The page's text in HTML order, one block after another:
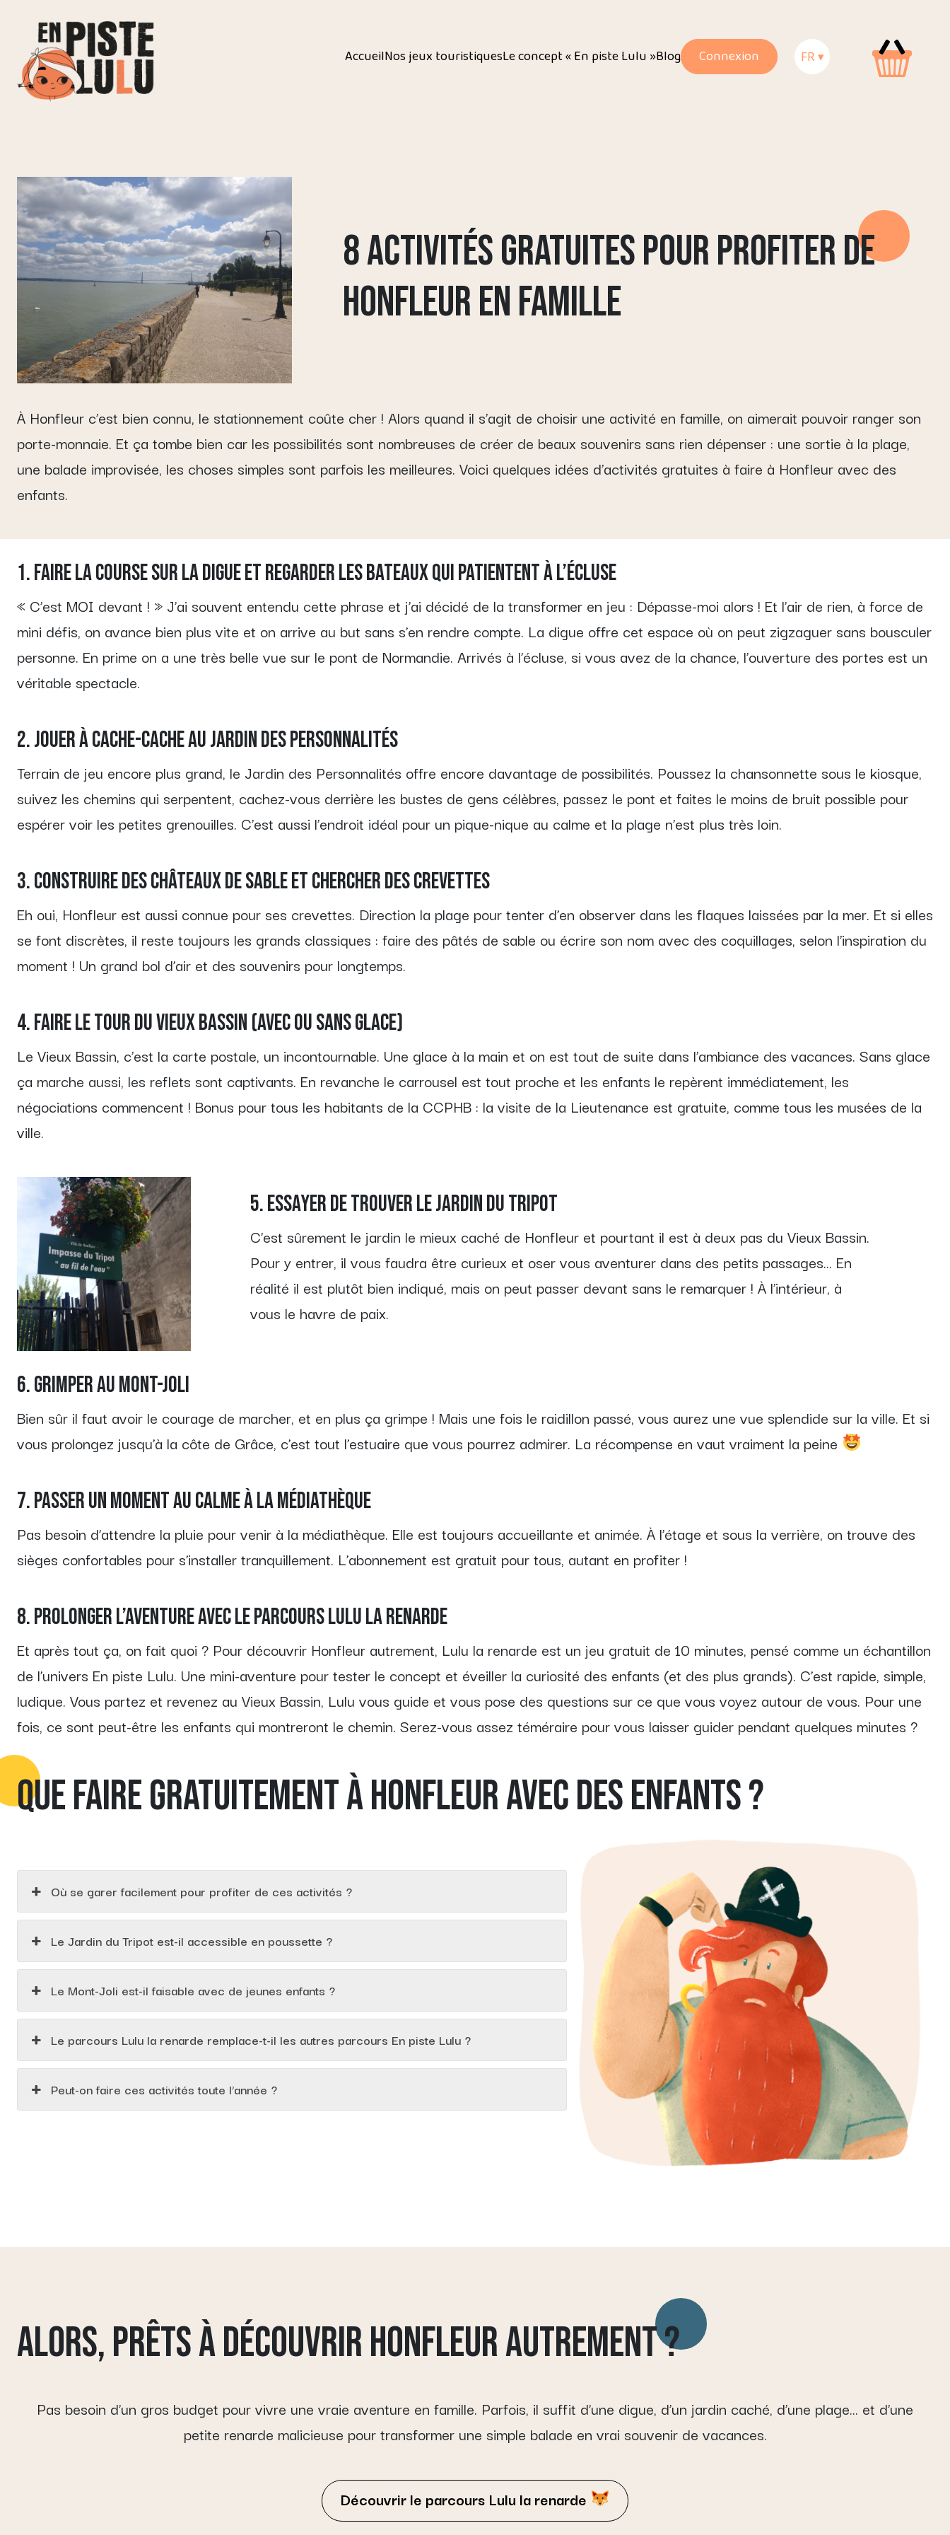
AccueilNos jeux touristiquesLe concept « En piste Lulu »Blog Connexion FR ▾
8 ACTIVITÉS GRATUITES POUR PROFITER DE
HONFLEUR EN FAMILLE
À Honfleur c’est bien connu, le stationnement coûte cher ! Alors quand il s’agit de choisir une activité en famille, on aimerait pouvoir ranger son
porte-monnaie. Et ça tombe bien car les possibilités sont nombreuses de créer de beaux souvenirs sans rien dépenser : une sortie à la plage,
une balade improvisée, les choses simples sont parfois les meilleures. Voici quelques idées d’activités gratuites à faire à Honfleur avec des
enfants.
1. Faire la course sur la digue et regarder les bateaux qui patientent à l’écluse
« C’est MOI devant ! » J’ai souvent entendu cette phrase et j’ai décidé de la transformer en jeu : Dépasse-moi alors ! Et l’air de rien, à force de
mini défis, on avance bien plus vite et on arrive au but sans s’en rendre compte. La digue offre cet espace où on peut zigzaguer sans bousculer
personne. En prime on a une très belle vue sur le pont de Normandie. Arrivés à l’écluse, si vous avez de la chance, l’ouverture des portes est un
véritable spectacle.
2. Jouer à cache-cache au Jardin des Personnalités
Terrain de jeu encore plus grand, le Jardin des Personnalités offre encore davantage de possibilités. Poussez la chansonnette sous le kiosque,
suivez les chemins qui serpentent, cachez-vous derrière les bustes de gens célèbres, passez le pont et faites le moins de bruit possible pour
espérer voir les petites grenouilles. C’est aussi l’endroit idéal pour un pique-nique au calme et la plage n’est plus très loin.
3. Construire des châteaux de sable et chercher des crevettes
Eh oui, Honfleur est aussi connue pour ses crevettes. Direction la plage pour tenter d’en observer dans les flaques laissées par la mer. Et si elles
se font discrètes, il reste toujours les grands classiques : faire des pâtés de sable ou écrire son nom avec des coquillages, selon l’inspiration du
moment ! Un grand bol d’air et des souvenirs pour longtemps.
4. Faire le tour du Vieux Bassin (avec ou sans glace)
Le Vieux Bassin, c’est la carte postale, un incontournable. Une glace à la main et on est tout de suite dans l’ambiance des vacances. Sans glace
ça marche aussi, les reflets sont captivants. En revanche le carrousel est tout proche et les enfants le repèrent immédiatement, les
négociations commencent ! Bonus pour tous les habitants de la CCPHB : la visite de la Lieutenance est gratuite, comme tous les musées de la
ville.
5. Essayer de trouver le Jardin du Tripot
C’est sûrement le jardin le mieux caché de Honfleur et pourtant il est à deux pas du Vieux Bassin.
Pour y entrer, il vous faudra être curieux et oser vous aventurer dans des petits passages… En
réalité il est plutôt bien indiqué, mais on peut passer devant sans le remarquer ! À l’intérieur, à
vous le havre de paix.
6. Grimper au Mont-Joli
Bien sûr il faut avoir le courage de marcher, et en plus ça grimpe ! Mais une fois le raidillon passé, vous aurez une vue splendide sur la ville. Et si
vous prolongez jusqu’à la côte de Grâce, c’est tout l’estuaire que vous pourrez admirer. La récompense en vaut vraiment la peine
7. Passer un moment au calme à la médiathèque
Pas besoin d’attendre la pluie pour venir à la médiathèque. Elle est toujours accueillante et animée. À l’étage et sous la verrière, on trouve des
sièges confortables pour s’installer tranquillement. L’abonnement est gratuit pour tous, autant en profiter !
8. Prolonger l’aventure avec le parcours Lulu la renarde
Et après tout ça, on fait quoi ? Pour découvrir Honfleur autrement, Lulu la renarde est un jeu gratuit de 10 minutes, pensé comme un échantillon
de l’univers En piste Lulu. Une mini-aventure pour tester le concept et éveiller la curiosité des enfants (et des plus grands). C’est rapide, simple,
ludique. Vous partez et revenez au Vieux Bassin, Lulu vous guide et vous pose des questions sur ce que vous voyez autour de vous. Pour une
fois, ce sont peut-être les enfants qui montreront le chemin. Serez-vous assez téméraire pour vous laisser guider pendant quelques minutes ?
QUE FAIRE GRATUITEMENT À HONFLEUR AVEC DES ENFANTS ?
Où se garer facilement pour profiter de ces activités ?
Le Jardin du Tripot est-il accessible en poussette ?
Le Mont-Joli est-il faisable avec de jeunes enfants ?
Le parcours Lulu la renarde remplace-t-il les autres parcours En piste Lulu ?
Peut-on faire ces activités toute l’année ?
ALORS, PRÊTS À DÉCOUVRIR HONFLEUR AUTREMENT ?
Pas besoin d’un gros budget pour vivre une vraie aventure en famille. Parfois, il suffit d’une digue, d’un jardin caché, d’une plage… et d’une
petite renarde malicieuse pour transformer une simple balade en vrai souvenir de vacances.
Découvrir le parcours Lulu la renarde